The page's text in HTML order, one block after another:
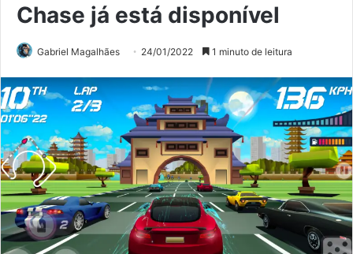
Chase já está disponível
Gabriel Magalhães 24/01/2022 1 minuto de leitura